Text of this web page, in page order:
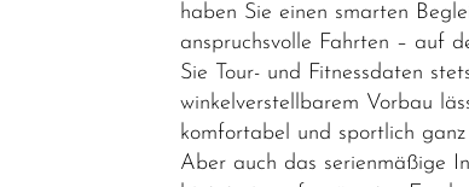
Ersatzteile/Fahrradersatzteile
haben Sie einen smarten
anspruchsvolle Fahrten – auf
Sie Tour- und Fitnessdaten
winkelverstellbarem Vorbau
komfortabel und sportlich
Aber auch das serienmäßige